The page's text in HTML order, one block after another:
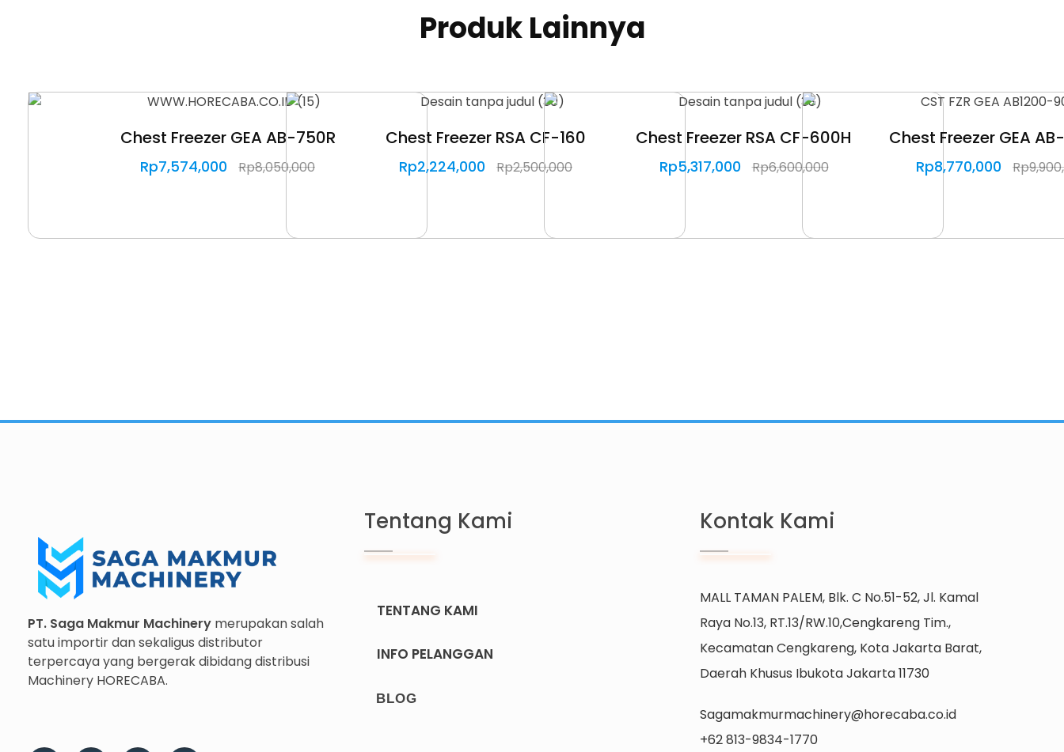
Produk Lainnya
Chest Freezer GEA AB-750R
Rp7,574,000 Rp8,050,000
Chest Freezer RSA CF-160
Rp2,224,000 Rp2,500,000
Chest Freezer RSA CF-600H
Rp5,317,000 Rp6,600,000
Chest Freezer GEA
Rp8,770,000 Rp
PT. Saga Makmur Machinery merupakan salah
satu importir dan sekaligus distributor
terpercaya yang bergerak dibidang distribusi
Machinery HORECABA.
Tentang Kami
TENTANG KAMI
INFO PELANGGAN
BLOG
Kontak Kami
MALL TAMAN PALEM, Blk. C No.51-52, Jl. Kamal
Raya No.13, RT.13/RW.10,Cengkareng Tim.,
Kecamatan Cengkareng, Kota Jakarta Barat,
Daerah Khusus Ibukota Jakarta 11730
Sagamakmurmachinery@horecaba.co.id
+62 813-9834-1770